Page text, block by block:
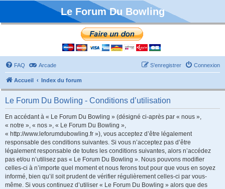
Le Forum Du Bowling
FAQ Arcade Connexion
S’enregistrer
Accueil Index du forum
Le Forum Du Bowling - Conditions d’utilisation
En accédant à « Le Forum Du Bowling » (désigné ci-après par « nous »,
« notre », « nos », « Le Forum Du Bowling »,
« http://www.leforumdubowling.fr »), vous acceptez d’être légalement
responsable des conditions suivantes. Si vous n’acceptez pas d’être
légalement responsable de toutes les conditions suivantes, alors n’accédez
pas et/ou n’utilisez pas « Le Forum Du Bowling ». Nous pouvons modifier
celles-ci à n’importe quel moment et nous ferons tout pour que vous en soyez
informé, bien qu’il soit prudent de vérifier régulièrement celles-ci par vous-
même. Si vous continuez d’utiliser « Le Forum Du Bowling » alors que des